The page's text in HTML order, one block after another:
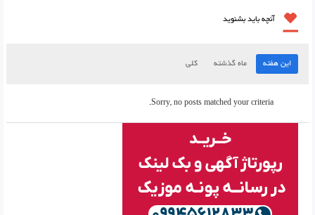
آنچه باید بشنوید
این هفته ماه گذشته کلی
Sorry, no posts matched your criteria.